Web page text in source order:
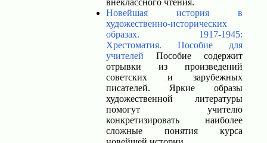
внеклассного чтения.
Новейшая история в
художественно-исторических
образах. 1917-1945:
Хрестоматия. Пособие для
учителей Пособие содержит
отрывки из произведений
советских и зарубежных
писателей. Яркие образы
художественной литературы
помогут учителю
конкретизировать наиболее
сложные понятия курса